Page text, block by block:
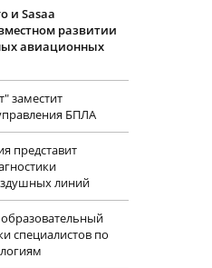
и Sasaa
развитии
авиационных
заместит
БПЛА
представит
линий
специалистов по